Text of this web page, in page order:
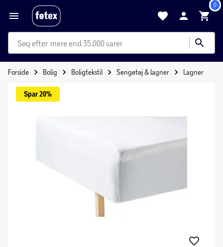
0
mere end 35.000 varer
Forside Bolig Boligtekstil Sengetøj & lagner Lagner
Spar 20%